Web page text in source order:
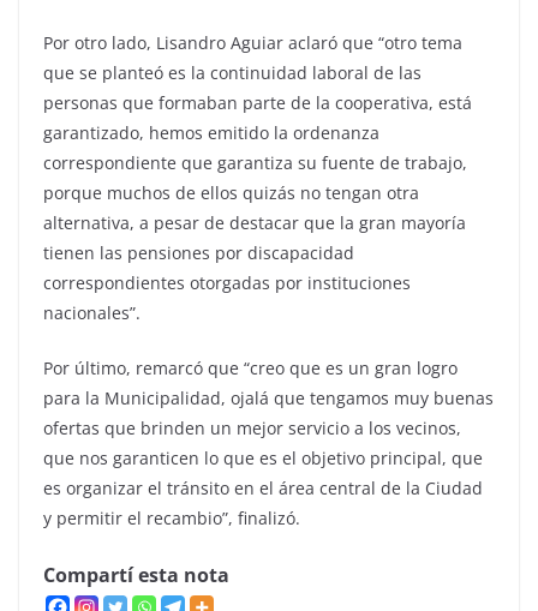
Por otro lado, Lisandro Aguiar aclaró que “otro tema
que se planteó es la continuidad laboral de las
personas que formaban parte de la cooperativa, está
garantizado, hemos emitido la ordenanza
correspondiente que garantiza su fuente de trabajo,
porque muchos de ellos quizás no tengan otra
alternativa, a pesar de destacar que la gran mayoría
tienen las pensiones por discapacidad
correspondientes otorgadas por instituciones
nacionales”.
Por último, remarcó que “creo que es un gran logro
para la Municipalidad, ojalá que tengamos muy buenas
ofertas que brinden un mejor servicio a los vecinos,
que nos garanticen lo que es el objetivo principal, que
es organizar el tránsito en el área central de la Ciudad
y permitir el recambio”, finalizó.
Compartí esta nota